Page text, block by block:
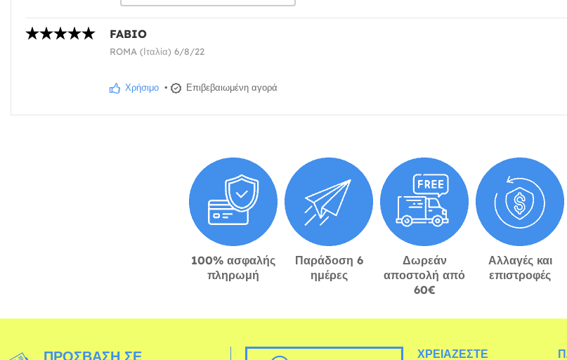
FABIO
ROMA (Ιταλία) 6/8/22
Χρήσιμο • Επιβεβαιωμένη αγορά
100% ασφαλής
πληρωμή
Παράδοση 6
ημέρες
Δωρεάν
αποστολή από
60€
Αλλαγές και
επιστροφές
ΠΡΌΣΒΑΣΗ ΣΕ ΧΡΕΙΆΖΕΣΤΕ